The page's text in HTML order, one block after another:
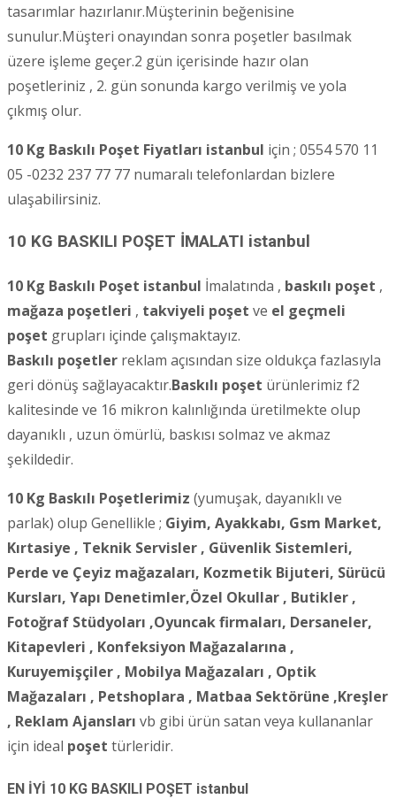
tasarımlar hazırlanır.Müşterinin beğenisine
sunulur.Müşteri onayından sonra poşetler basılmak
üzere işleme geçer.2 gün içerisinde hazır olan
poşetleriniz , 2. gün sonunda kargo verilmiş ve yola
çıkmış olur.
10 Kg Baskılı Poşet Fiyatları istanbul için ; 0554 570 11
05 -0232 237 77 77 numaralı telefonlardan bizlere
ulaşabilirsiniz.
10 KG BASKILI POŞET İMALATI istanbul
10 Kg Baskılı Poşet istanbul İmalatında , baskılı poşet ,
mağaza poşetleri , takviyeli poşet ve el geçmeli
poşet grupları içinde çalışmaktayız.
Baskılı poşetler reklam açısından size oldukça fazlasıyla
geri dönüş sağlayacaktır.Baskılı poşet ürünlerimiz f2
kalitesinde ve 16 mikron kalınlığında üretilmekte olup
dayanıklı , uzun ömürlü, baskısı solmaz ve akmaz
şekildedir.
10 Kg Baskılı Poşetlerimiz (yumuşak, dayanıklı ve
parlak) olup Genellikle ; Giyim, Ayakkabı, Gsm Market,
Kırtasiye , Teknik Servisler , Güvenlik Sistemleri,
Perde ve Çeyiz mağazaları, Kozmetik Bijuteri, Sürücü
Kursları, Yapı Denetimler,Özel Okullar , Butikler ,
Fotoğraf Stüdyoları ,Oyuncak firmaları, Dersaneler,
Kitapevleri , Konfeksiyon Mağazalarına ,
Kuruyemişçiler , Mobilya Mağazaları , Optik
Mağazaları , Petshoplara , Matbaa Sektörüne ,Kreşler
, Reklam Ajansları vb gibi ürün satan veya kullananlar
için ideal poşet türleridir.
EN İYİ 10 KG BASKILI POŞET istanbul